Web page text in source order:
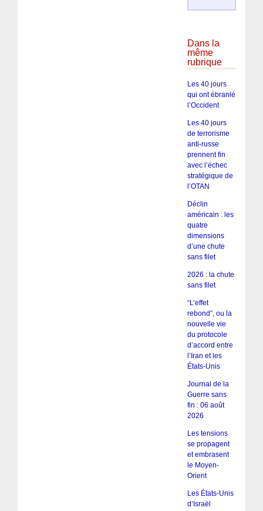
Dans la
même
rubrique
Les 40 jours
qui ont ébranlé
l’Occident
Les 40 jours
de terrorisme
anti-russe
prennent fin
avec l’échec
stratégique de
l’OTAN
Déclin
américain : les
quatre
dimensions
d’une chute
sans filet
2026 : la chute
sans filet
“L’effet
rebond”, ou la
nouvelle vie
du protocole
d’accord entre
l’Iran et les
États-Unis
Journal de la
Guerre sans
fin : 06 août
2026
Les tensions
se propagent
et embrasent
le Moyen-
Orient
Les États-Unis
d’Israël